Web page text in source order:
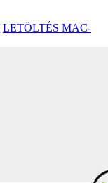
LETÖLTÉS MAC-